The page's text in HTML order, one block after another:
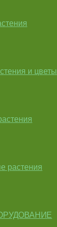
и цветы
растения